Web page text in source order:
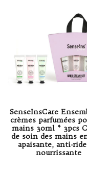
SenseInsCare
crèmes parfumées
mains 30ml * 3pcs
de soin des mains
apaisante, anti-
nourrissante